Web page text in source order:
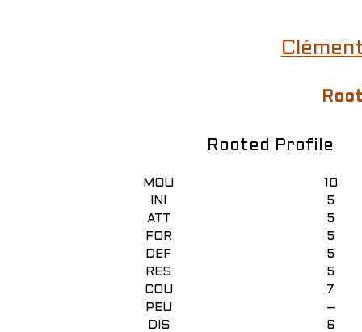
Rooted Profile
MOU
INI
ATT
FOR
DEF
RES
COU
PEU
DIS
10
5
5
5
5
5
7
–
6